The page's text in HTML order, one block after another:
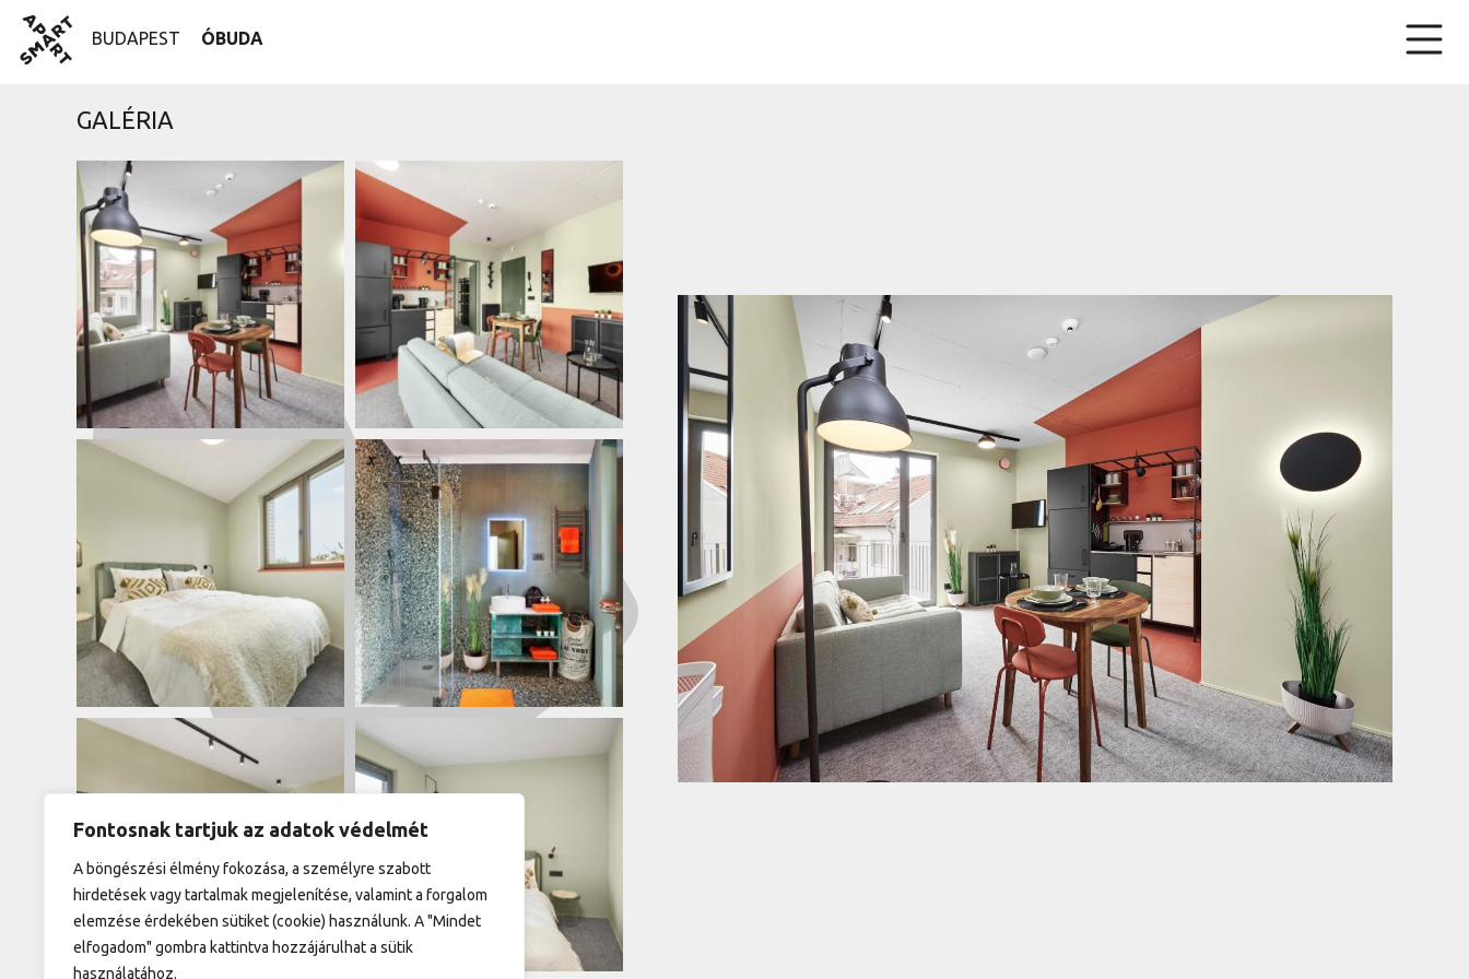
Fontosnak tartjuk az adatok védelmét
A böngészési élmény fokozása, a személyre szabott
hirdetések vagy tartalmak megjelenítése, valamint a forgalom
elemzése érdekében sütiket (cookie) használunk. A "Mindet
elfogadom" gombra kattintva hozzájárulhat a sütik
használatához.
Skip
content
SmartApart
BUDAPEST
ÓBUDA
GALÉRIA